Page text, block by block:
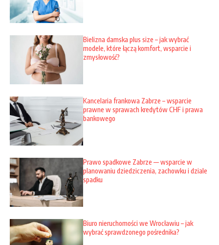
Bielizna damska plus size – jak wybrać
modele, które łączą komfort, wsparcie i
zmysłowość?
Kancelaria frankowa Zabrze – wsparcie
prawne w sprawach kredytów CHF i prawa
bankowego
Prawo spadkowe Zabrze — wsparcie w
planowaniu dziedziczenia, zachowku i dziale
spadku
Biuro nieruchomości we Wrocławiu – jak
wybrać sprawdzonego pośrednika?